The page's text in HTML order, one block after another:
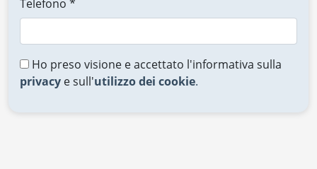
Telefono *
Ho preso visione e accettato l'informativa sulla
privacy e sull'utilizzo dei cookie.